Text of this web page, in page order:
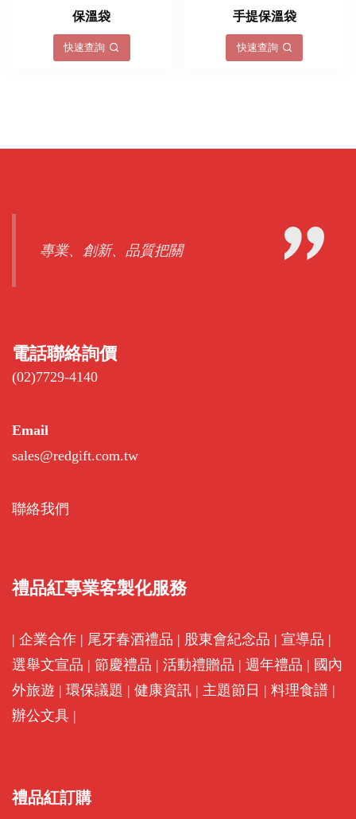
保溫袋
快速查詢
手提保溫袋
快速查詢
專業、創新、品質把關
電話聯絡詢價
(02)7729-4140
Email
sales@redgift.com.tw
聯絡我們
禮品紅專業客製化服務
| 企業合作 | 尾牙春酒禮品 | 股東會紀念品 | 宣導品 |
選舉文宣品 | 節慶禮品 | 活動禮贈品 | 週年禮品 | 國內
外旅遊 | 環保議題 | 健康資訊 | 主題節日 | 料理食譜 |
辦公文具 |
禮品紅訂購